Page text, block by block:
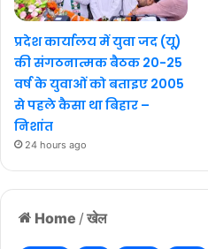
Home / खेल
प्रदेश कार्यालय में युवा जद (यू)
की संगठनात्मक बैठक 20-25
वर्ष के युवाओं को बताइए 2005
से पहले कैसा था बिहार –
निशांत
24 hours ago